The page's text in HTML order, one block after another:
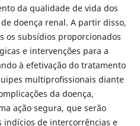
da qualidade de vida dos
doença renal. A partir disso,
os subsídios proporcionados
e intervenções para a
à efetivação do tratamento
multiproﬁssionais diante
da doença,
ação segura, que serão
indícios de intercorrências e